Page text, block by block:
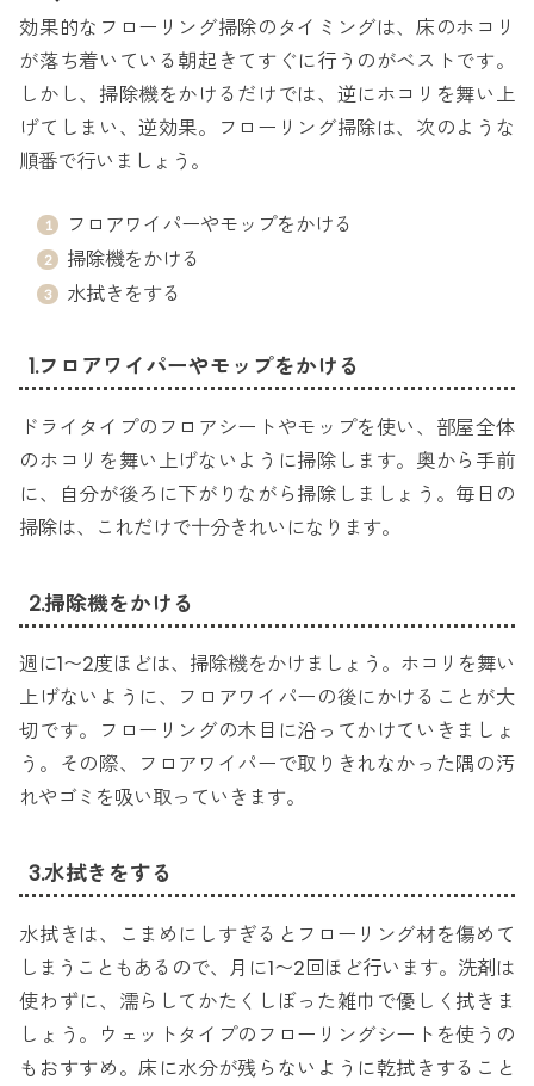
効果的なフローリング掃除のタイミングは、床のホコリ
が落ち着いている朝起きてすぐに行うのがベストです。
しかし、掃除機をかけるだけでは、逆にホコリを舞い上
げてしまい、逆効果。フローリング掃除は、次のような
順番で行いましょう。
フロアワイパーやモップをかける
掃除機をかける
水拭きをする
1.フロアワイパーやモップをかける
ドライタイプのフロアシートやモップを使い、部屋全体
のホコリを舞い上げないように掃除します。奥から手前
に、自分が後ろに下がりながら掃除しましょう。毎日の
掃除は、これだけで十分きれいになります。
2.掃除機をかける
週に1〜2度ほどは、掃除機をかけましょう。ホコリを舞い
上げないように、フロアワイパーの後にかけることが大
切です。フローリングの木目に沿ってかけていきましょ
う。その際、フロアワイパーで取りきれなかった隅の汚
れやゴミを吸い取っていきます。
3.水拭きをする
水拭きは、こまめにしすぎるとフローリング材を傷めて
しまうこともあるので、月に1〜2回ほど行います。洗剤は
使わずに、濡らしてかたくしぼった雑巾で優しく拭きま
しょう。ウェットタイプのフローリングシートを使うの
もおすすめ。床に水分が残らないように乾拭きすること